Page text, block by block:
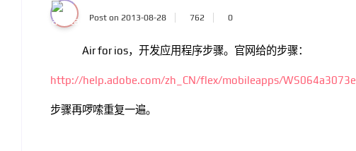
Post on 2013-08-28 762 0
Air for ios，开发应用程序步骤。官网给的步骤：
http://help.adobe.com/zh_CN/flex/mobileapps/
步骤再啰嗦重复一遍。